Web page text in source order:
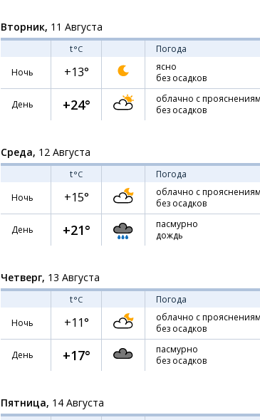
Вторник, 11 Августа
t°C Погода
Ночь
+13°
ясно
без осадков
День +24°
облачно с
без осадков
Среда, 12 Августа
t°C Погода
Ночь
+15°
облачно с
без осадков
День +21°
пасмурно
дождь
Четверг, 13 Августа
t°C Погода
Ночь
+11°
облачно с
без осадков
День +17°
пасмурно
без осадков
Пятница, 14 Августа